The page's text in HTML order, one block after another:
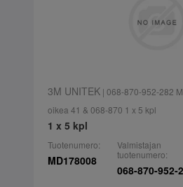
3M UNITEK| 068-870-952-282
oikea 41 & 068-870 1 x 5 kpl
1 x 5 kpl
Tuotenumero:
MD178008
Valmistajan
tuotenumero:
068-870-952-